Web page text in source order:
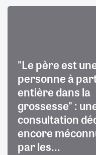
"Le père est
personne à
entière dans la
grossesse" :
consultation
encore
par les...